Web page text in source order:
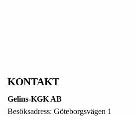
KONTAKT
Gelins-KGK AB
Besöksadress: Göteborgsvägen 1